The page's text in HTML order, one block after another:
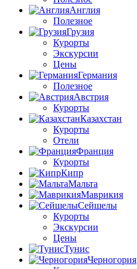
Англия
Полезное
Грузия
Курорты
Экскурсии
Цены
Германия
Полезное
Австрия
Курорты
Казахстан
Курорты
Отели
Франция
Курорты
Кипр
Мальта
Маврикия
Сейшелы
Курорты
Экскурсии
Цены
Тунис
Черногория